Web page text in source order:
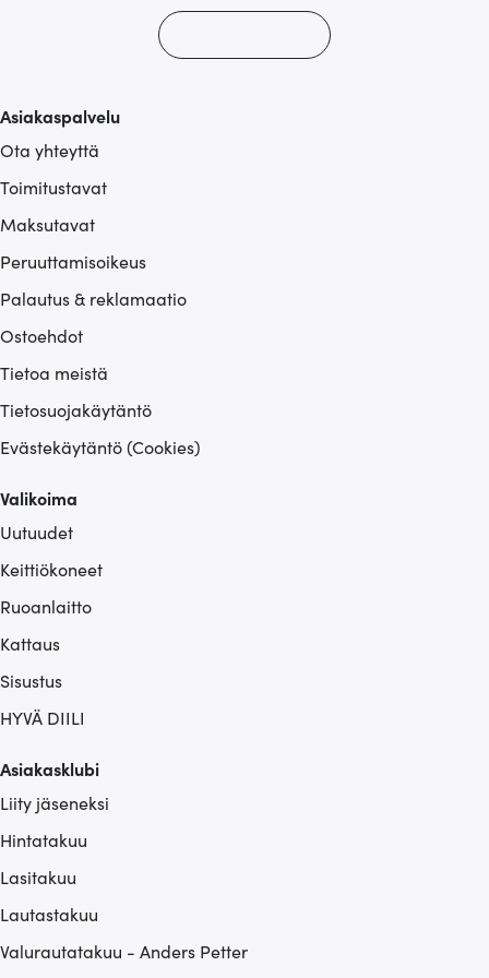
Asiakaspalvelu
Ota yhteyttä
Toimitustavat
Maksutavat
Peruuttamisoikeus
Palautus & reklamaatio
Ostoehdot
Tietoa meistä
Tietosuojakäytäntö
Evästekäytäntö (Cookies)
Valikoima
Uutuudet
Keittiökoneet
Ruoanlaitto
Kattaus
Sisustus
HYVÄ DIILI
Asiakasklubi
Liity jäseneksi
Hintatakuu
Lasitakuu
Lautastakuu
Valurautatakuu - Anders Petter